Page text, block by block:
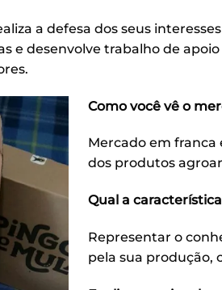
a defesa dos seus
e desenvolve trabalho de
Como você vê o
Mercado em franca
dos produtos
Qual a
Representar o
pela sua produção,